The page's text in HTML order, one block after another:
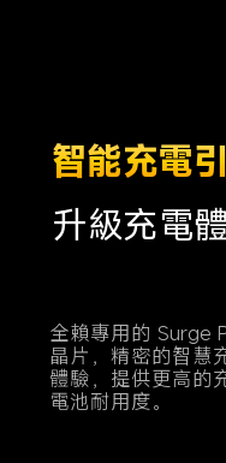
智能充電
升級充電
全賴專用的 Surge
晶片，精密的智慧
體驗，提供更高的
電池耐用度。